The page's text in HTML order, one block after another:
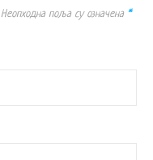
Неопходна поља су означена *